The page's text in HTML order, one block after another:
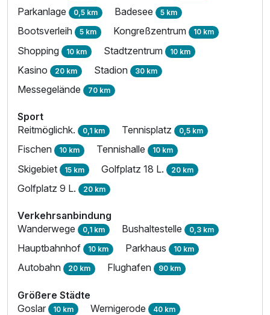
Parkanlage 0,5 km Badesee 5 km
Bootsverleih 5 km Kongreßzentrum 10 km
Shopping 10 km Stadtzentrum 10 km
Kasino 20 km Stadion 30 km
Messegelände 70 km
Sport
Reitmöglichk. 0,1 km Tennisplatz 0,5 km
Fischen 10 km Tennishalle 10 km
Skigebiet 15 km Golfplatz 18 L. 20 km
Golfplatz 9 L. 20 km
Verkehrsanbindung
Wanderwege 0,1 km Bushaltestelle 0,3 km
Hauptbahnhof 10 km Parkhaus 10 km
Autobahn 20 km Flughafen 90 km
Größere Städte
Goslar 10 km Wernigerode 40 km